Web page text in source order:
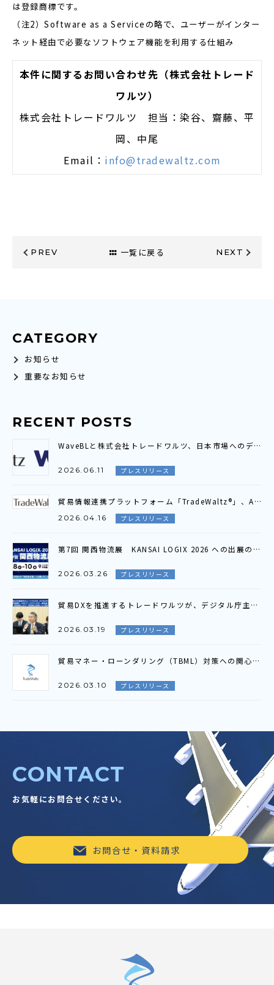
は登録商標です。
（注2）Software as a Serviceの略で、ユーザーがインター
ネット経由で必要なソフトウェア機能を利用する仕組み
本件に関するお問い合わせ先（株式会社トレード
ワルツ）
株式会社トレードワルツ 担当：染谷、齋藤、平
岡、中尾
Email： info@tradewaltz.com
PREV 一覧に戻る NEXT
CATEGORY
お知らせ
重要なお知らせ
RECENT POSTS
WaveBLと株式会社トレードワルツ、日本市場へのデジタル貿易接続拡大に向け プラットフォーム連携契約を締結
2026.06.11 プレスリリース
貿易情報連携プラットフォーム「TradeWaltz®」、AI貿易書類照合機能を4月より提供開始～ 23項目を自動照合、貿易書類間の照合業務を抜本的に効率化 〜
2026.04.16 プレスリリース
第7回 関西物流展 KANSAI LOGIX 2026 への出展のお知らせ
2026.03.26 プレスリリース
貿易DXを推進するトレードワルツが、デジタル庁主催 「第3回国際データガバナンスアドバイザリー委員会」に参加 ～官民連携による「データ経済圏」の構築について議論～
2026.03.19 プレスリリース
貿易マネー・ローンダリング（TBML）対策への関心の高まりを受け、官民における取組と議論が加速～10月発足の「TBML対策ワーキンググループ」における検討状況の共有～
2026.03.10 プレスリリース
CONTACT
お気軽にお問合せください。
お問合せ・資料請求